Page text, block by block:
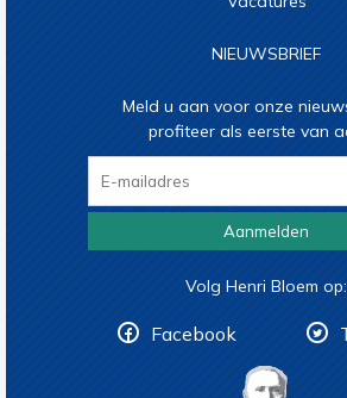
NIEUWSBRIEF
Meld u aan voor onze
profiteer als eerste van
Aanmelden
Volg Henri Bloem op:
Facebook